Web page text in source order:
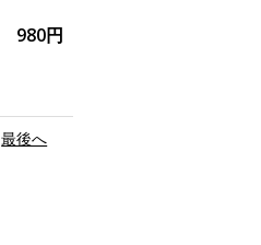
980円
最後へ